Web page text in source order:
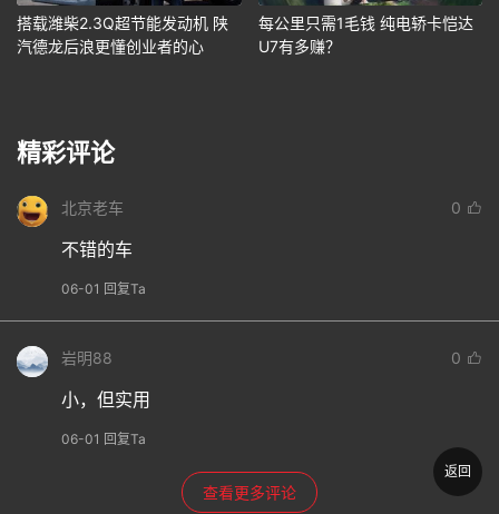
搭载潍柴2.3Q超节能发动机 陕
汽德龙后浪更懂创业者的心
每公里只需1毛钱 纯电轿卡恺达
U7有多赚？
精彩评论
北京老车 0
不错的车
06-01 回复Ta
岩明88 0
小，但实用
06-01 回复Ta
查看更多评论
返回